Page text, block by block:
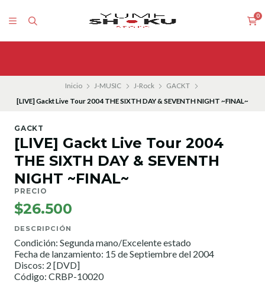
0
Inicio J-MUSIC J-Rock
GACKT
[LIVE] Gackt Live Tour 2004 THE SIXTH DAY & SEVENTH NIGHT ~FINAL~
GACKT
[LIVE] Gackt Live Tour 2004
THE SIXTH DAY & SEVENTH
NIGHT ~FINAL~
PRECIO
$26.500
DESCRIPCIÓN
Condición: Segunda mano/Excelente estado
Fecha de lanzamiento: 15 de Septiembre del 2004
Discos: 2 [DVD]
Código: CRBP-10020